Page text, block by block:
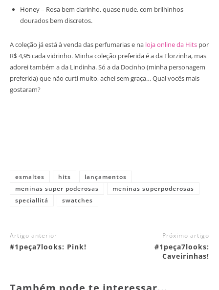
Honey – Rosa bem clarinho, quase nude, com brilhinhos
dourados bem discretos.
A coleção já está à venda das perfumarias e na loja online da Hits por
R$ 4,95 cada vidrinho. Minha coleção preferida é a da Florzinha, mas
adorei também a da Lindinha. Só a da Docinho (minha personagem
preferida) que não curti muito, achei sem graça… Qual vocês mais
gostaram?
esmaltes hits
lançamentos
meninas super poderosas
meninas superpoderosas
speciallitá
swatches
Artigo anterior
#1peça7looks: Pink!
Próximo artigo
#1peça7looks:
Caveirinhas!